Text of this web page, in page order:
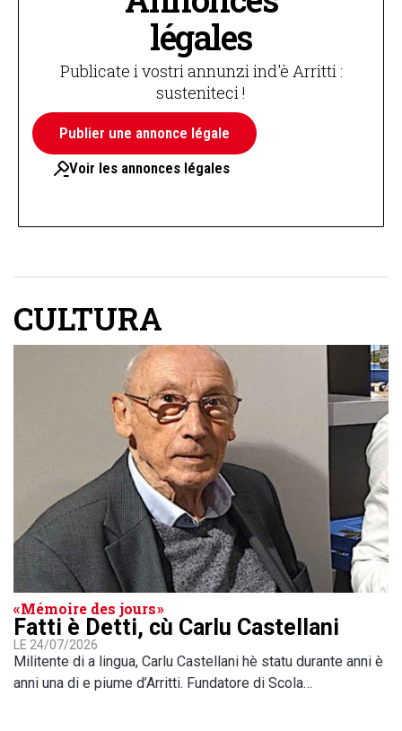
légales
Publicate i vostri annunzi ind'è Arritti :
susteniteci !
Publier une annonce légale
Voir les annonces légales
CULTURA
« Mémoire des jours »
Fatti è Detti, cù Carlu Castellani
LE 24/07/2026
Militente di a lingua, Carlu Castellani hè statu durante anni è
anni una di e piume d’Arritti. Fundatore di Scola…